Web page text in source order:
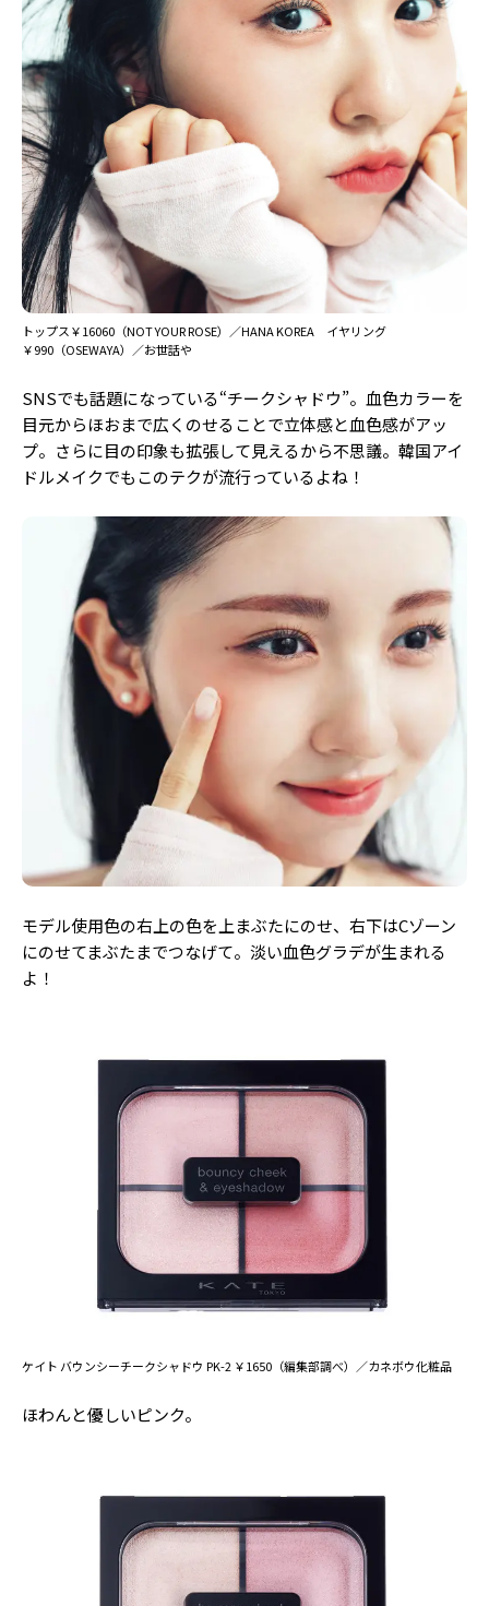
トップス￥16060（NOT YOUR ROSE）／HANA KOREA イヤリング
￥990（OSEWAYA）／お世話や
SNSでも話題になっている“チークシャドウ”。血色カラーを
目元からほおまで広くのせることで立体感と血色感がアッ
プ。さらに目の印象も拡張して見えるから不思議。韓国アイ
ドルメイクでもこのテクが流行っているよね！
モデル使用色の右上の色を上まぶたにのせ、右下はCゾーン
にのせてまぶたまでつなげて。淡い血色グラデが生まれる
よ！
ケイト バウンシーチークシャドウ PK-2 ￥1650（編集部調べ）／カネボウ化粧品
ほわんと優しいピンク。